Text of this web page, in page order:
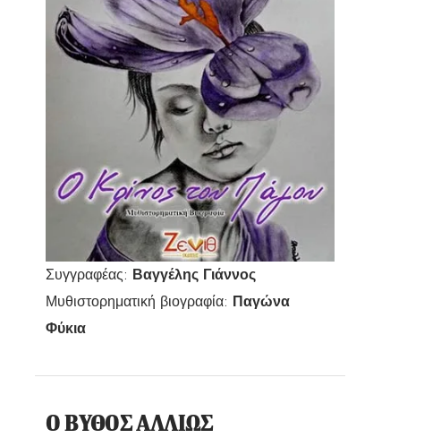
Συγγραφέας: Βαγγέλης Γιάννος
Μυθιστορηματική βιογραφία: Παγώνα
Φύκια
Ο ΒΥΘΟΣ ΑΛΛΙΩΣ